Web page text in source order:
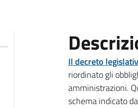
Il decreto
riordinato gli
amministrazioni.
schema indicato